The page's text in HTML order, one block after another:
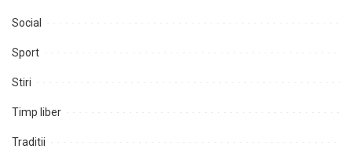
Social
Sport
Stiri
Timp liber
Traditii